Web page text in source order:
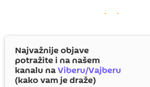
Najvažnije objave
potražite i na našem
kanalu naViberu/Vajberu
(kako vam je draže)